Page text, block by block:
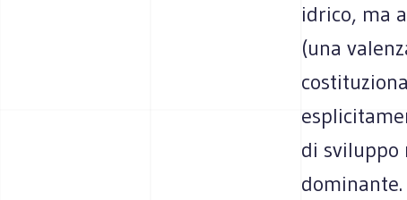
idrico, ma
(una
di sviluppo
dominante.